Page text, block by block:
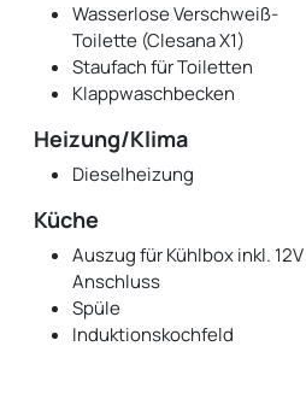
Wasserlose Verschweiß-
Toilette (Clesana X1)
Staufach für Toiletten
Klappwaschbecken
Heizung/Klima
Dieselheizung
Küche
Auszug für Kühlbox inkl. 12V
Anschluss
Spüle
Induktionskochfeld